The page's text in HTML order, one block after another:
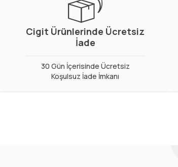
Cigit Ürünlerinde Ücretsiz
İade
30 Gün İçerisinde Ücretsiz
Koşulsuz İade İmkanı